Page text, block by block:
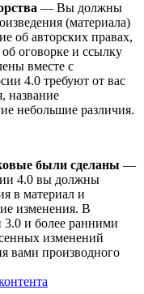
— Вы должны
(материала)
об авторских правах,
оговорке и ссылку
вместе с
4.0 требуют от вас
название
небольшие различия.
были сделаны —
4.0 вы должны
в материал и
изменения. В
3.0 и более ранними
изменений
вами производного